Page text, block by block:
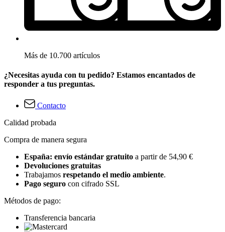
Más de 10.700 artículos
¿Necesitas ayuda con tu pedido? Estamos encantados de
responder a tus preguntas.
Contacto
Calidad probada
Compra de manera segura
España: envío estándar gratuito a partir de 54,90 €
Devoluciones gratuitas
Trabajamos respetando el medio ambiente.
Pago seguro con cifrado SSL
Métodos de pago:
Transferencia bancaria